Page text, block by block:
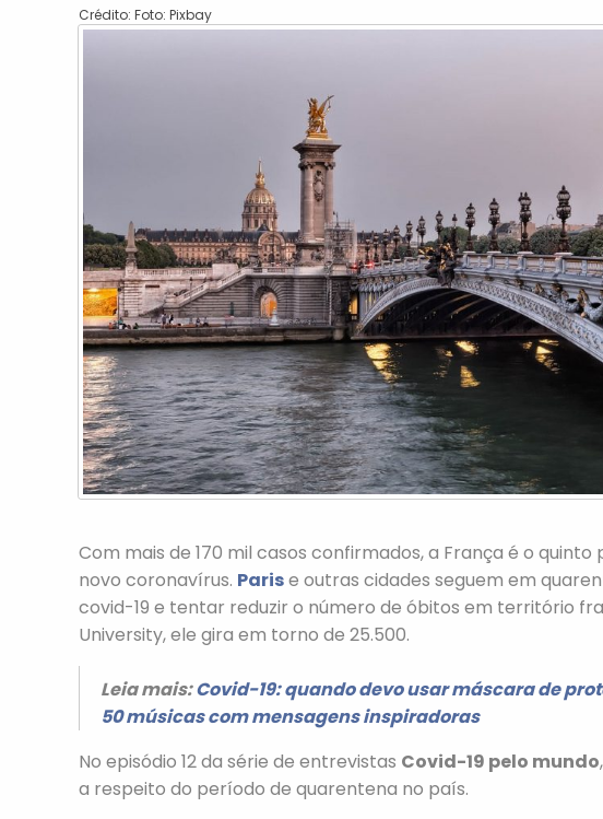
Crédito: Foto: Pixbay
Com mais de 170 mil casos confirmados, a França é o
novo coronavírus. Parise outras cidades seguem em
covid-19 e tentar reduzir o número de óbitos em território
University, ele gira em torno de 25.500.
Leia mais:Covid-19: quando devo usar máscara de
50 músicas com mensagens inspiradoras
No episódio 12 da série de entrevistas Covid-19 pelo mundo
a respeito do período de quarentena no país.